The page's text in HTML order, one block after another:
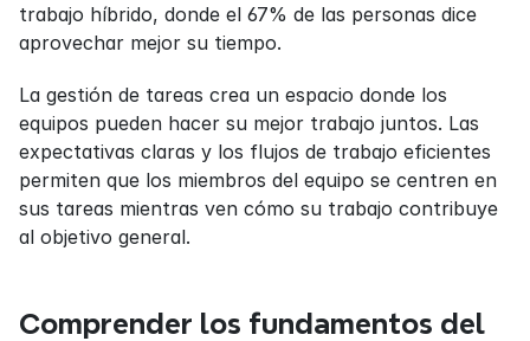
trabajo híbrido, donde el 67% de las personas dice
aprovechar mejor su tiempo.
La gestión de tareas crea un espacio donde los
equipos pueden hacer su mejor trabajo juntos. Las
expectativas claras y los flujos de trabajo eficientes
permiten que los miembros del equipo se centren en
sus tareas mientras ven cómo su trabajo contribuye
al objetivo general.
Comprender los fundamentos del